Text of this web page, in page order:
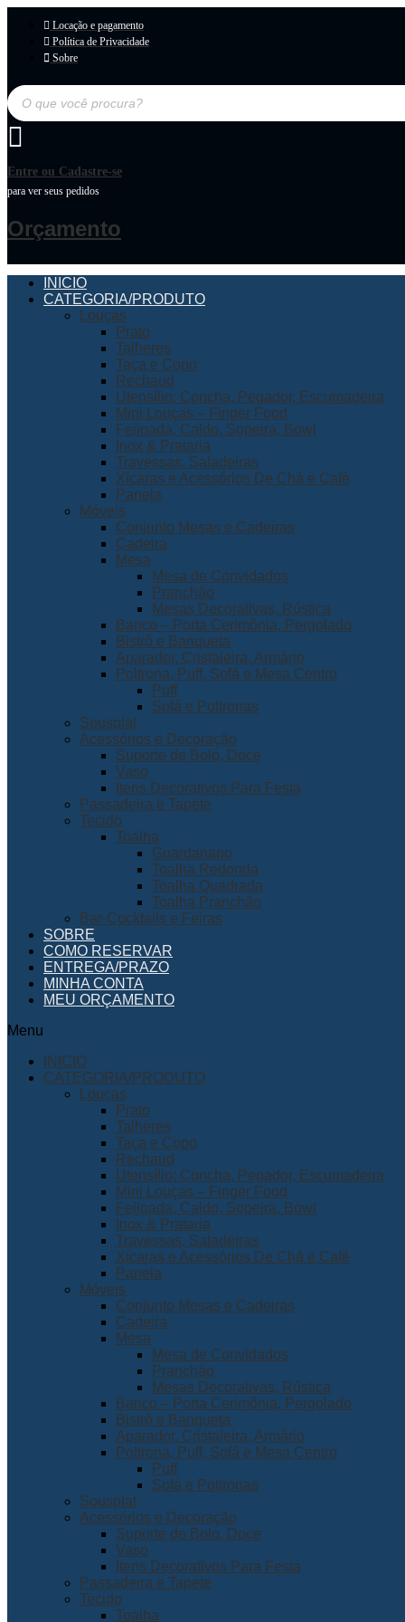
Locação e pagamento
Política de Privacidade
Sobre
Pesquisar
produtos
Entre ou Cadastre-se
para ver seus pedidos
Orçamento
INICIO
CATEGORIA/PRODUTO
Louças
Prato
Talheres
Taça e Copo
Rechaud
Utensílio: Concha, Pegador, Escumadeira
Mini Louças – Finger Food
Feijoada, Caldo, Sopeira, Bowl
Inox & Prataria
Travessas, Saladeiras
Xícaras e Acessórios De Chá e Café
Panela
Móveis
Conjunto Mesas e Cadeiras
Cadeira
Mesa
Mesa de Convidados
Pranchão
Mesas Decorativas, Rústica
Banco – Porta Cerimônia, Pergolado
Bistrô e Banqueta
Aparador, Cristaleira, Armário
Poltrona, Puff, Sofá e Mesa Centro
Puff
Sofá e Poltronas
Sousplat
Acessórios e Decoração
Suporte de Bolo, Doce
Vaso
Itens Decorativos Para Festa
Passadeira e Tapete
Tecido
Toalha
Guardanapo
Toalha Redonda
Toalha Quadrada
Toalha Pranchão
Bar-Cocktails e Feiras
SOBRE
COMO RESERVAR
ENTREGA/PRAZO
MINHA CONTA
MEU ORÇAMENTO
Menu
INICIO
CATEGORIA/PRODUTO
Louças
Prato
Talheres
Taça e Copo
Rechaud
Utensílio: Concha, Pegador, Escumadeira
Mini Louças – Finger Food
Feijoada, Caldo, Sopeira, Bowl
Inox & Prataria
Travessas, Saladeiras
Xícaras e Acessórios De Chá e Café
Panela
Móveis
Conjunto Mesas e Cadeiras
Cadeira
Mesa
Mesa de Convidados
Pranchão
Mesas Decorativas, Rústica
Banco – Porta Cerimônia, Pergolado
Bistrô e Banqueta
Aparador, Cristaleira, Armário
Poltrona, Puff, Sofá e Mesa Centro
Puff
Sofá e Poltronas
Sousplat
Acessórios e Decoração
Suporte de Bolo, Doce
Vaso
Itens Decorativos Para Festa
Passadeira e Tapete
Tecido
Toalha